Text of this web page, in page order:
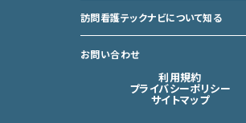
訪問看護テックナビについて知る
お問い合わせ
利用規約
プライバシーポリシー
サイトマップ